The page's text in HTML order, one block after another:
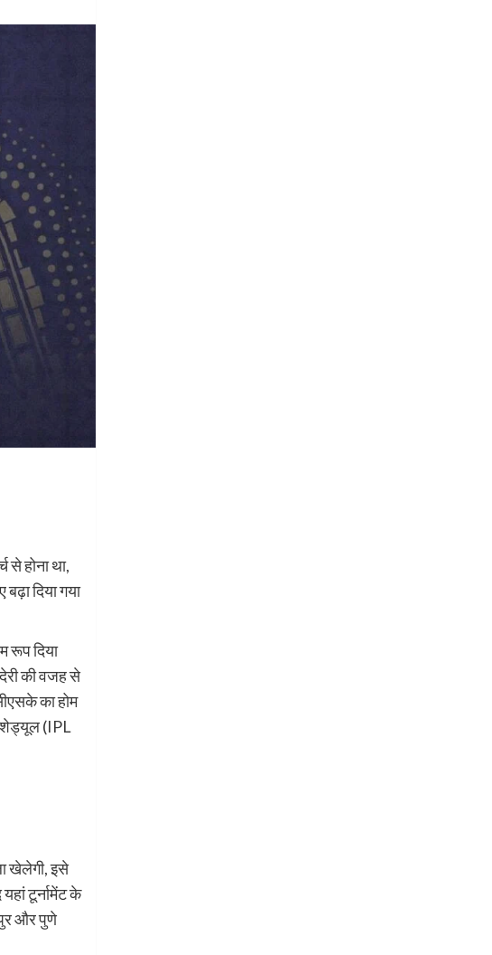
होना था,
दिया गया
रूप दिया
की वजह से
का होम
शेड्यूल (IPL
खेलेगी, इसे
टूर्नामेंट के
और पुणे